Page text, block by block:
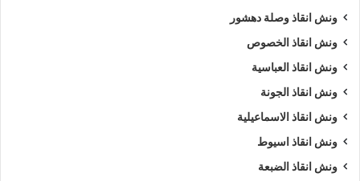
ونش انقاذ وصلة دهشور
ونش انقاذ الخصوص
ونش انقاذ العباسية
ونش انقاذ الجونة
ونش انقاذ الاسماعيلية
ونش انقاذ اسيوط
ونش انقاذ الضبعة